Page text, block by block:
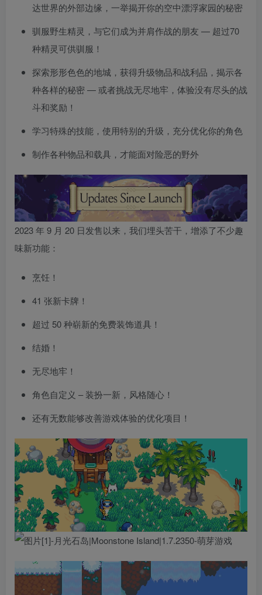
达世界的外部边缘，一举揭开你的空中漂浮家园的秘密
驯服野生精灵，与它们成为并肩作战的朋友 — 超过70
种精灵可供驯服！
探索形形色色的地城，获得升级物品和战利品，揭示各
种各样的秘密 — 或者挑战无尽地牢，体验没有尽头的战
斗和奖励！
学习特殊的技能，使用特别的升级，充分优化你的角色
制作各种物品和载具，才能面对险恶的野外
2023 年 9 月 20 日发售以来，我们埋头苦干，增添了不少趣
味新功能：
烹饪！
41 张新卡牌！
超过 50 种崭新的免费装饰道具！
结婚！
无尽地牢！
角色自定义 – 装扮一新，风格随心！
还有无数能够改善游戏体验的优化项目！